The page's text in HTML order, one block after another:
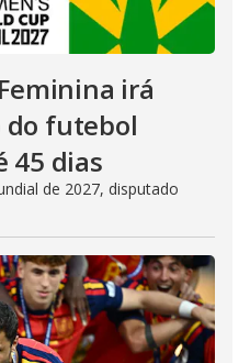
irá
do futebol
45 dias
de 2027, disputado